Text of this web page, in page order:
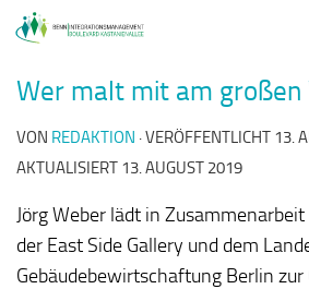
Wer malt mit am großen
VON REDAKTION · VERÖFFENTLICHT 13.
AKTUALISIERT 13. AUGUST 2019
Jörg Weber lädt in
der East Side Gallery und dem
Gebäudebewirtschaftung Berlin